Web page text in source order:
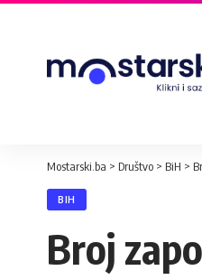
Mostarski.ba > Društvo > BiH >
BIH
Broj